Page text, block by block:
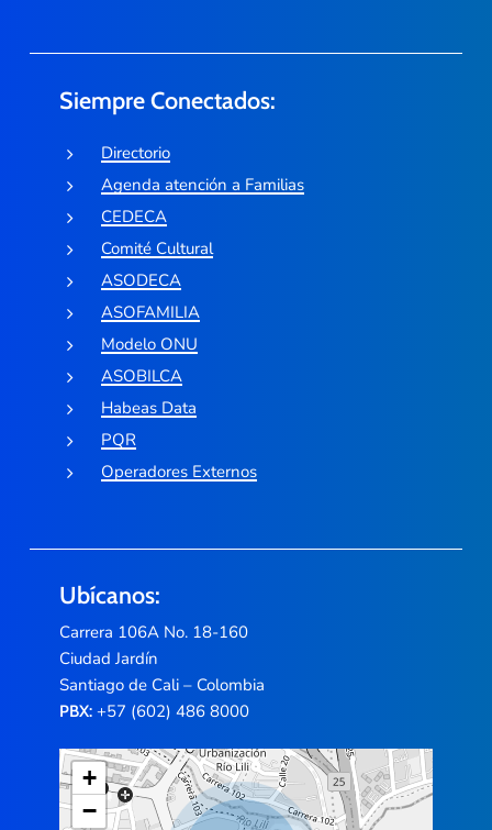
Siempre Conectados:
Directorio
Agenda atención a Familias
CEDECA
Comité Cultural
ASODECA
ASOFAMILIA
Modelo ONU
ASOBILCA
Habeas Data
PQR
Operadores Externos
Ubícanos:
Carrera 106A No. 18-160
Ciudad Jardín
Santiago de Cali – Colombia
PBX:+57 (602) 486 8000
+
−